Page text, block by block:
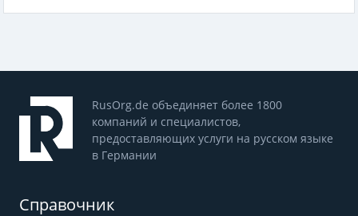
RusOrg.de объединяет более 1800
компаний и специалистов,
предоставляющих услуги на русском языке
в Германии
Справочник